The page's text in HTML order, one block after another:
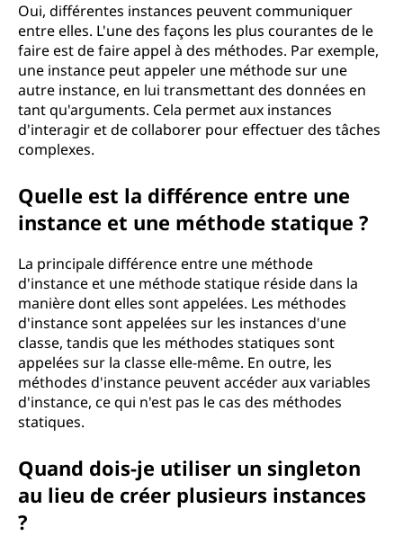
Oui, différentes instances peuvent communiquer
entre elles. L'une des façons les plus courantes de le
faire est de faire appel à des méthodes. Par exemple,
une instance peut appeler une méthode sur une
autre instance, en lui transmettant des données en
tant qu'arguments. Cela permet aux instances
d'interagir et de collaborer pour effectuer des tâches
complexes.
Quelle est la différence entre une
instance et une méthode statique ?
La principale différence entre une méthode
d'instance et une méthode statique réside dans la
manière dont elles sont appelées. Les méthodes
d'instance sont appelées sur les instances d'une
classe, tandis que les méthodes statiques sont
appelées sur la classe elle-même. En outre, les
méthodes d'instance peuvent accéder aux variables
d'instance, ce qui n'est pas le cas des méthodes
statiques.
Quand dois-je utiliser un singleton
au lieu de créer plusieurs instances
?